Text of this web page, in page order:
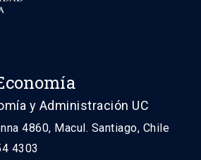
y Administración UC
4860, Macul. Santiago, Chile
4303